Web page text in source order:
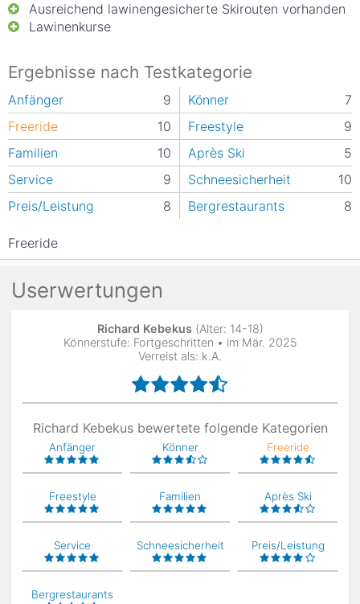
Ausreichend lawinengesicherte Skirouten vorhanden
Lawinenkurse
Ergebnisse nach Testkategorie
Anfänger 9 Könner
7
Freeride
10 Freestyle
9
Familien
10 Après Ski
5
Service
9 Schneesicherheit
10
Preis/Leistung
8 Bergrestaurants 8
Freeride
Userwertungen
Richard Kebekus(Alter: 14-18)
Könnerstufe: Fortgeschritten • im Mär. 2025
Verreist als: k.A.
Richard Kebekus bewertete folgende Kategorien
Anfänger Könner Freeride
Freestyle Familien Après Ski
Service Schneesicherheit Preis/Leistung
Bergrestaurants